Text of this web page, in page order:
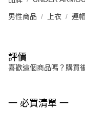
男性商品 上衣 連
評價
喜歡這個商品嗎？購買
一 必買清單 一